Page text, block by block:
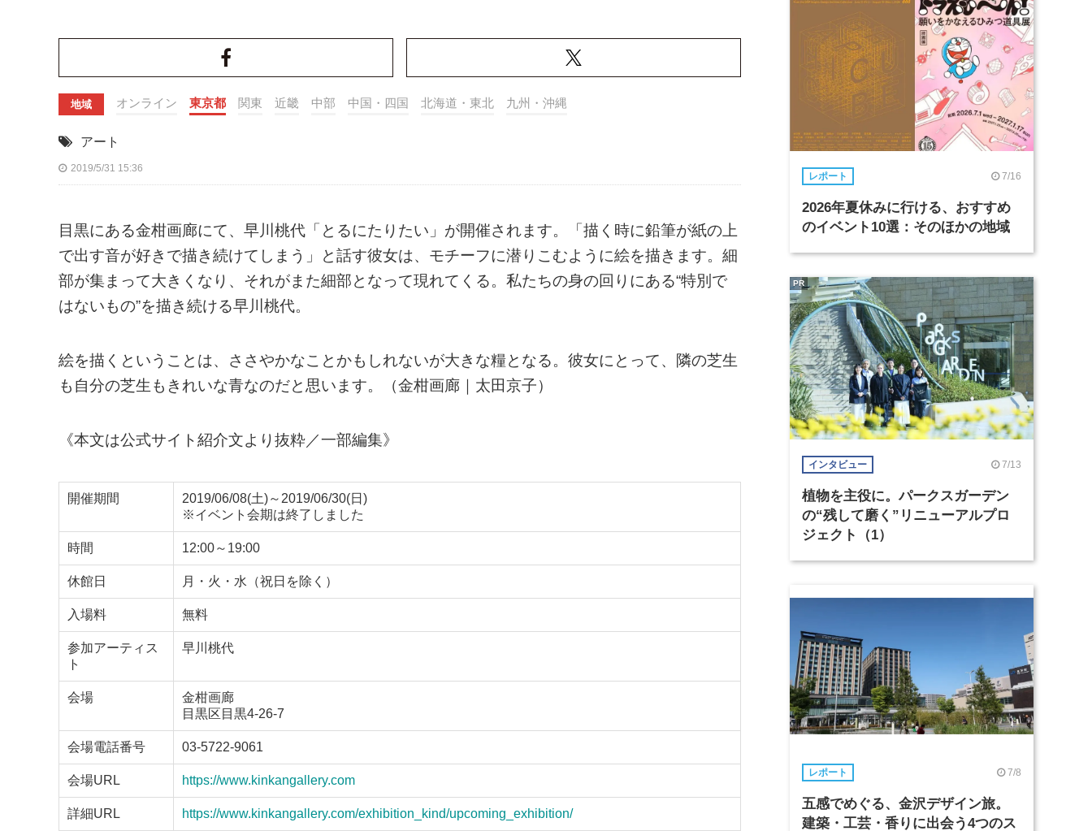
地域 オンライン 東京都 関東 近畿 中部 中国・四国 北海道・東北 九州・沖縄
アート
2019/5/31 15:36
目黒にある金柑画廊にて、早川桃代「とるにたりたい」が開催されます。「描く時に鉛筆が紙の上
で出す音が好きで描き続けてしまう」と話す彼女は、モチーフに潜りこむように絵を描きます。細
部が集まって大きくなり、それがまた細部となって現れてくる。私たちの身の回りにある“特別で
はないもの”を描き続ける早川桃代。
絵を描くということは、ささやかなことかもしれないが大きな糧となる。彼女にとって、隣の芝生
も自分の芝生もきれいな青なのだと思います。（金柑画廊｜太田京子）
《本文は公式サイト紹介文より抜粋／一部編集》
開催期間
2019/06/08(土)～2019/06/30(日)
※イベント会期は終了しました
時間 12:00～19:00
休館日 月・火・水（祝日を除く）
入場料 無料
参加アーティス
ト
早川桃代
会場
金柑画廊
目黒区目黒4-26-7
会場電話番号 03-5722-9061
会場URL https://www.kinkangallery.com
詳細URL https://www.kinkangallery.com/exhibition_kind/upcoming_exhibition/
レポート 7/16
2026年夏休みに行ける、おすすめ
のイベント10選：そのほかの地域
インタビュー 7/13
植物を主役に。パークスガーデン
の“残して磨く”リニューアルプロ
ジェクト（1）
PR
レポート 7/8
五感でめぐる、金沢デザイン旅。
建築・工芸・香りに出会う4つのス